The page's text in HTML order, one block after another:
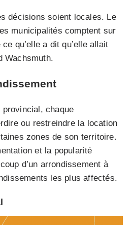
décisions soient locales. Le
municipalités comptent sur
qu’elle a dit qu’elle allait
Wachsmuth.
provincial, chaque
ou restreindre la location
zones de son territoire.
et la popularité
d’un arrondissement à
les plus affectés.